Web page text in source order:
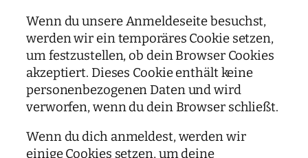
Wenn du unsere Anmeldeseite besuchst,
werden wir ein temporäres Cookie setzen,
um festzustellen, ob dein Browser Cookies
akzeptiert. Dieses Cookie enthält keine
personenbezogenen Daten und wird
verworfen, wenn du dein Browser schließt.
Wenn du dich anmeldest, werden wir
einige Cookies setzen, um deine